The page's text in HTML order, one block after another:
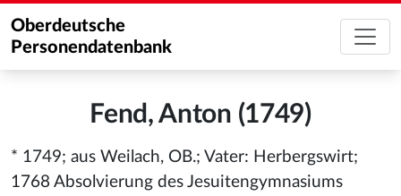
Oberdeutsche
Personendatenbank
Fend, Anton (1749)
* 1749; aus Weilach, OB.; Vater: Herbergswirt;
1768 Absolvierung des Jesuitengymnasiums